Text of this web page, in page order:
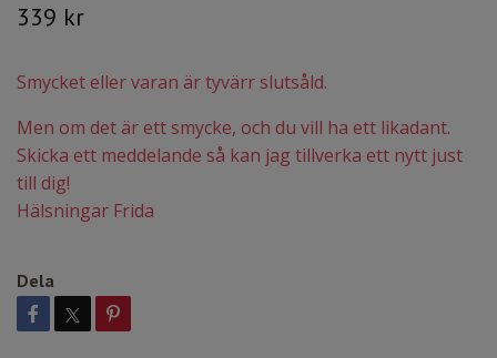
339 kr
Smycket eller varan är tyvärr slutsåld.
Men om det är ett smycke, och du vill ha ett likadant.
Skicka ett meddelande så kan jag tillverka ett nytt just
till dig!
Hälsningar Frida
Dela